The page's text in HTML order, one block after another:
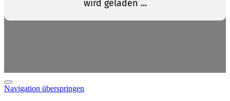
Navigation überspringen